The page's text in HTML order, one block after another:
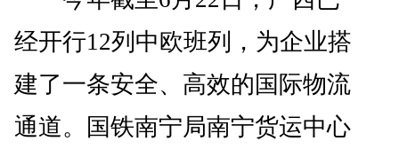
经开行12列中欧班列，为企业搭
建了一条安全、高效的国际物流
通道。国铁南宁局南宁货运中心